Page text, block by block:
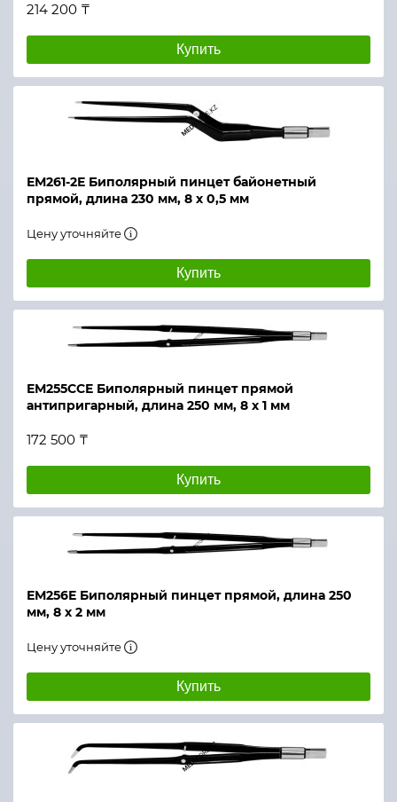
214 200 ₸
Купить
ЕМ261-2Е Биполярный пинцет байонетный
прямой, длина 230 мм, 8 х 0,5 мм
Цену уточняйте
Купить
ЕМ255ССЕ Биполярный пинцет прямой
антипригарный, длина 250 мм, 8 х 1 мм
172 500 ₸
Купить
ЕМ256Е Биполярный пинцет прямой, длина 250
мм, 8 х 2 мм
Цену уточняйте
Купить